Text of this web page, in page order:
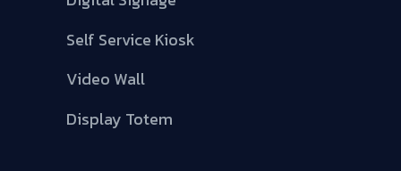
Self Service Kiosk
Video Wall
Display Totem